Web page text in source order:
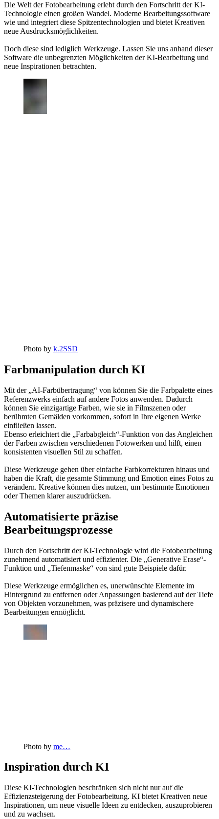
Die Welt der Fotobearbeitung erlebt durch den Fortschritt der KI-
Technologie einen großen Wandel. Moderne Bearbeitungssoftware
wie und integriert diese Spitzentechnologien und bietet Kreativen
neue Ausdrucksmöglichkeiten.
Doch diese sind lediglich Werkzeuge. Lassen Sie uns anhand dieser
Software die unbegrenzten Möglichkeiten der KI-Bearbeitung und
neue Inspirationen betrachten.
Photo by k.2SSD
Farbmanipulation durch KI
Mit der „AI-Farbübertragung“ von können Sie die Farbpalette eines
Referenzwerks einfach auf andere Fotos anwenden. Dadurch
können Sie einzigartige Farben, wie sie in Filmszenen oder
berühmten Gemälden vorkommen, sofort in Ihre eigenen Werke
einfließen lassen.
Ebenso erleichtert die „Farbabgleich“-Funktion von das Angleichen
der Farben zwischen verschiedenen Fotowerken und hilft, einen
konsistenten visuellen Stil zu schaffen.
Diese Werkzeuge gehen über einfache Farbkorrekturen hinaus und
haben die Kraft, die gesamte Stimmung und Emotion eines Fotos zu
verändern. Kreative können dies nutzen, um bestimmte Emotionen
oder Themen klarer auszudrücken.
Automatisierte präzise
Bearbeitungsprozesse
Durch den Fortschritt der KI-Technologie wird die Fotobearbeitung
zunehmend automatisiert und effizienter. Die „Generative Erase“-
Funktion und „Tiefenmaske“ von sind gute Beispiele dafür.
Diese Werkzeuge ermöglichen es, unerwünschte Elemente im
Hintergrund zu entfernen oder Anpassungen basierend auf der Tiefe
von Objekten vorzunehmen, was präzisere und dynamischere
Bearbeitungen ermöglicht.
Photo by me…
Inspiration durch KI
Diese KI-Technologien beschränken sich nicht nur auf die
Effizienzsteigerung der Fotobearbeitung. KI bietet Kreativen neue
Inspirationen, um neue visuelle Ideen zu entdecken, auszuprobieren
und zu wachsen.